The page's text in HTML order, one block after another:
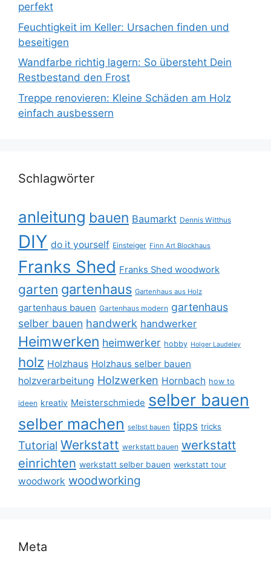
perfekt
Feuchtigkeit im Keller: Ursachen finden und
beseitigen
Wandfarbe richtig lagern: So übersteht Dein
Restbestand den Frost
Treppe renovieren: Kleine Schäden am Holz
einfach ausbessern
Schlagwörter
anleitung bauen Baumarkt Dennis Witthus
DIY do it yourself Einsteiger Finn Art Blockhaus
Franks Shed Franks Shed woodwork
garten gartenhaus Gartenhaus aus Holz
gartenhaus bauen Gartenhaus modern gartenhaus
selber bauen handwerk handwerker
Heimwerken heimwerker hobby Holger Laudeley
holz Holzhaus Holzhaus selber bauen
holzverarbeitung Holzwerken Hornbach how to
ideen kreativ Meisterschmiede selber bauen
selber machen selbst bauen tipps tricks
Tutorial Werkstatt werkstatt bauen werkstatt
einrichten werkstatt selber bauen werkstatt tour
woodwork woodworking
Meta